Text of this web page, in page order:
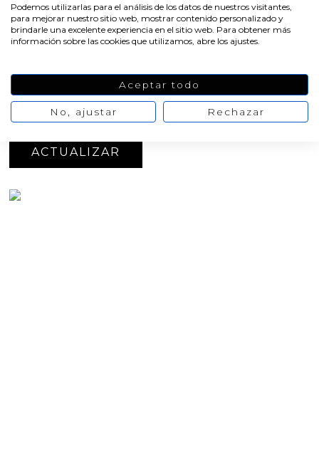
creaciones quedarán estupendas!
Medidas aprox: 4 x 3,2 cm
21,59 €
17,27 €
No hay
opiniones de momento
AÑADIR AL CARRITO
Podemos utilizarlas para el análisis de los datos de nuestros visitantes,
para mejorar nuestro sitio web, mostrar contenido personalizado y
brindarle una excelente experiencia en el sitio web. Para obtener más
información sobre las cookies que utilizamos, abre los ajustes.
Aceptar todo
No, ajustar Rechazar